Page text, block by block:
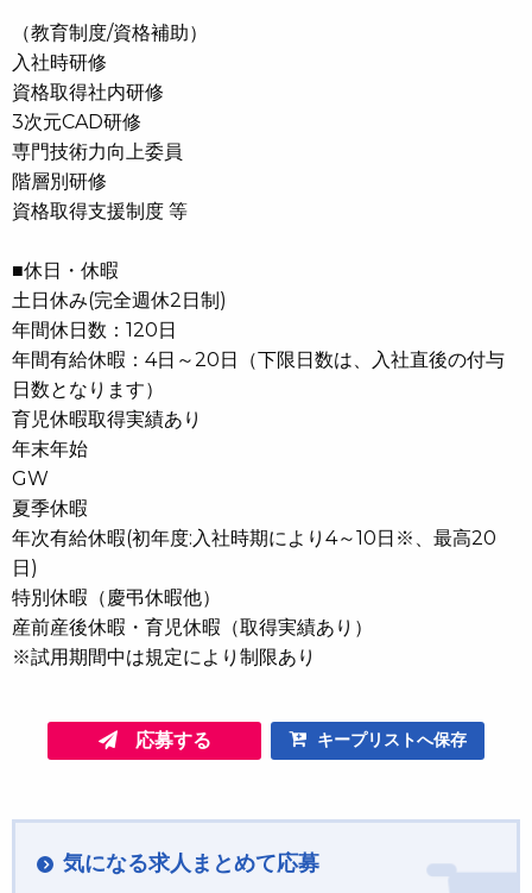
（教育制度/資格補助）
入社時研修
資格取得社内研修
3次元CAD研修
専門技術力向上委員
階層別研修
資格取得支援制度 等
■休日・休暇
土日休み(完全週休2日制)
年間休日数：120日
年間有給休暇：4日～20日（下限日数は、入社直後の付与
日数となります）
育児休暇取得実績あり
年末年始
GW
夏季休暇
年次有給休暇(初年度:入社時期により4～10日※、最高20
日)
特別休暇（慶弔休暇他）
産前産後休暇・育児休暇（取得実績あり）
※試用期間中は規定により制限あり
応募する キープリストへ保存
気になる求人まとめて応募